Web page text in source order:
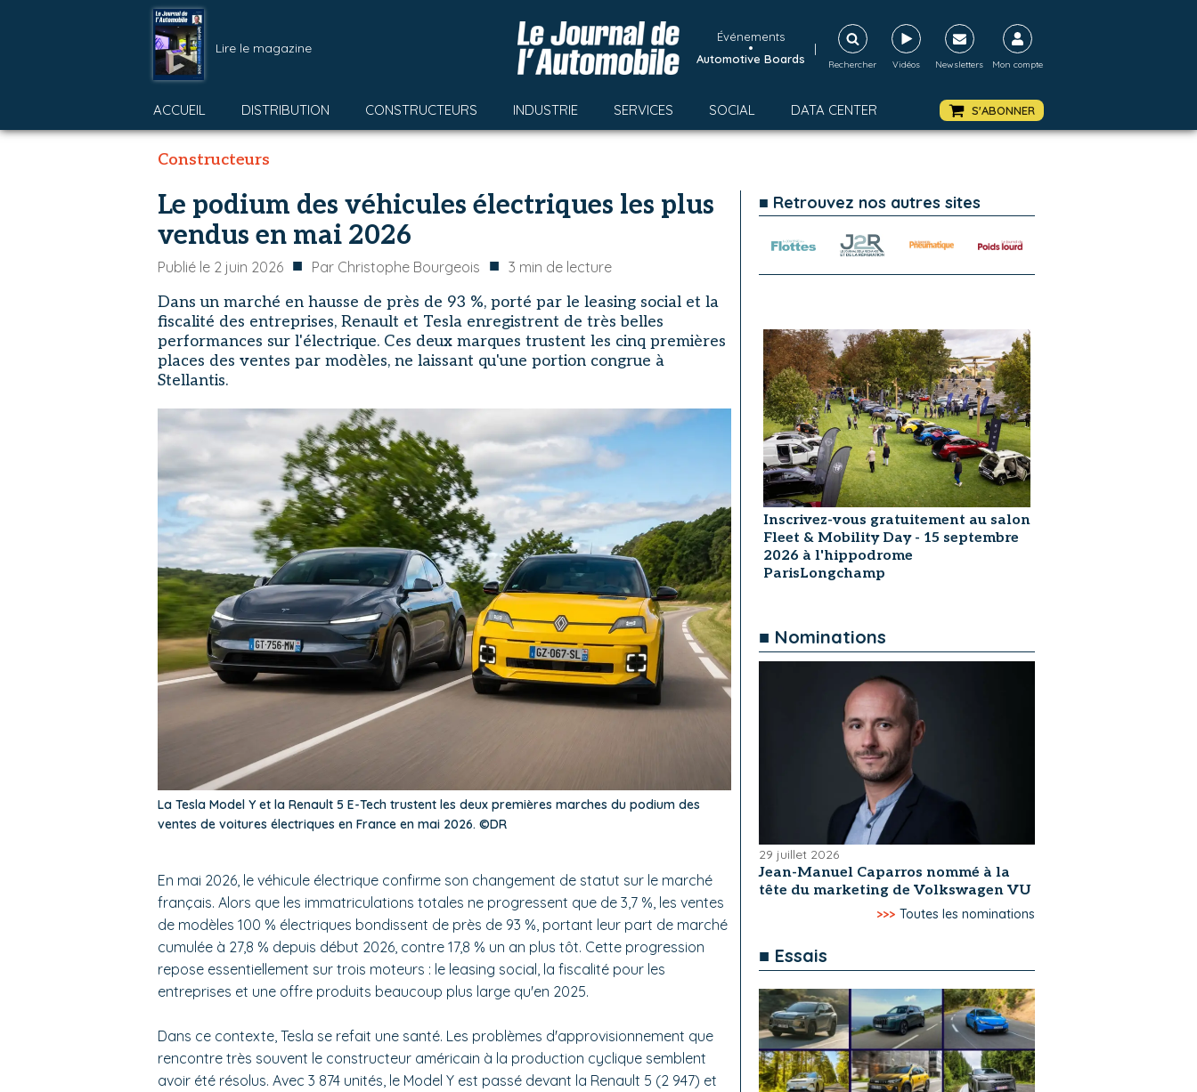
Lire le magazine
Événements
•
Automotive Boards
|
Rechercher Vidéos Newsletters Mon compte
ACCUEIL DISTRIBUTION CONSTRUCTEURS INDUSTRIE SERVICES SOCIAL DATA CENTER S'ABONNER
Constructeurs
Le podium des véhicules électriques les plus
vendus en mai 2026
Publié le 2 juin 2026 ■ Par Christophe Bourgeois ■ 3 min de lecture
Dans un marché en hausse de près de 93 %, porté par le leasing social et la
fiscalité des entreprises, Renault et Tesla enregistrent de très belles
performances sur l'électrique. Ces deux marques trustent les cinq premières
places des ventes par modèles, ne laissant qu'une portion congrue à
Stellantis.
La Tesla Model Y et la Renault 5 E-Tech trustent les deux premières marches du podium des
ventes de voitures électriques en France en mai 2026. ©DR
En mai 2026, le véhicule électrique confirme son changement de statut sur le marché
français. Alors que les immatriculations totales ne progressent que de 3,7 %, les ventes
de modèles 100 % électriques bondissent de près de 93 %, portant leur part de marché
cumulée à 27,8 % depuis début 2026, contre 17,8 % un an plus tôt. Cette progression
repose essentiellement sur trois moteurs : le leasing social, la fiscalité pour les
entreprises et une offre produits beaucoup plus large qu'en 2025.
Dans ce contexte, Tesla se refait une santé. Les problèmes d'approvisionnement que
rencontre très souvent le constructeur américain à la production cyclique semblent
avoir été résolus. Avec 3 874 unités, le Model Y est passé devant la Renault 5 (2 947) et
■ Retrouvez nos autres sites
Inscrivez-vous gratuitement au salon
Fleet & Mobility Day - 15 septembre
2026 à l'hippodrome
ParisLongchamp
■ Nominations
29 juillet 2026
Jean-Manuel Caparros nommé à la
tête du marketing de Volkswagen VU
>>> Toutes les nominations
■ Essais